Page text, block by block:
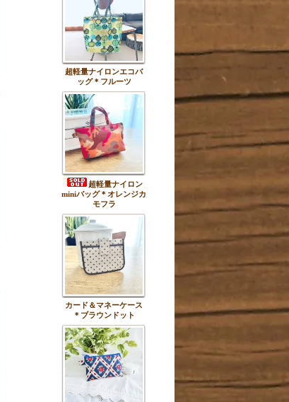
超軽量ナイロンエコバ
ッグ＊フルーツ
超軽量ナイロン
miniバッグ＊オレンジカ
モフラ
カード＆マネーケース
＊ブラウンドット